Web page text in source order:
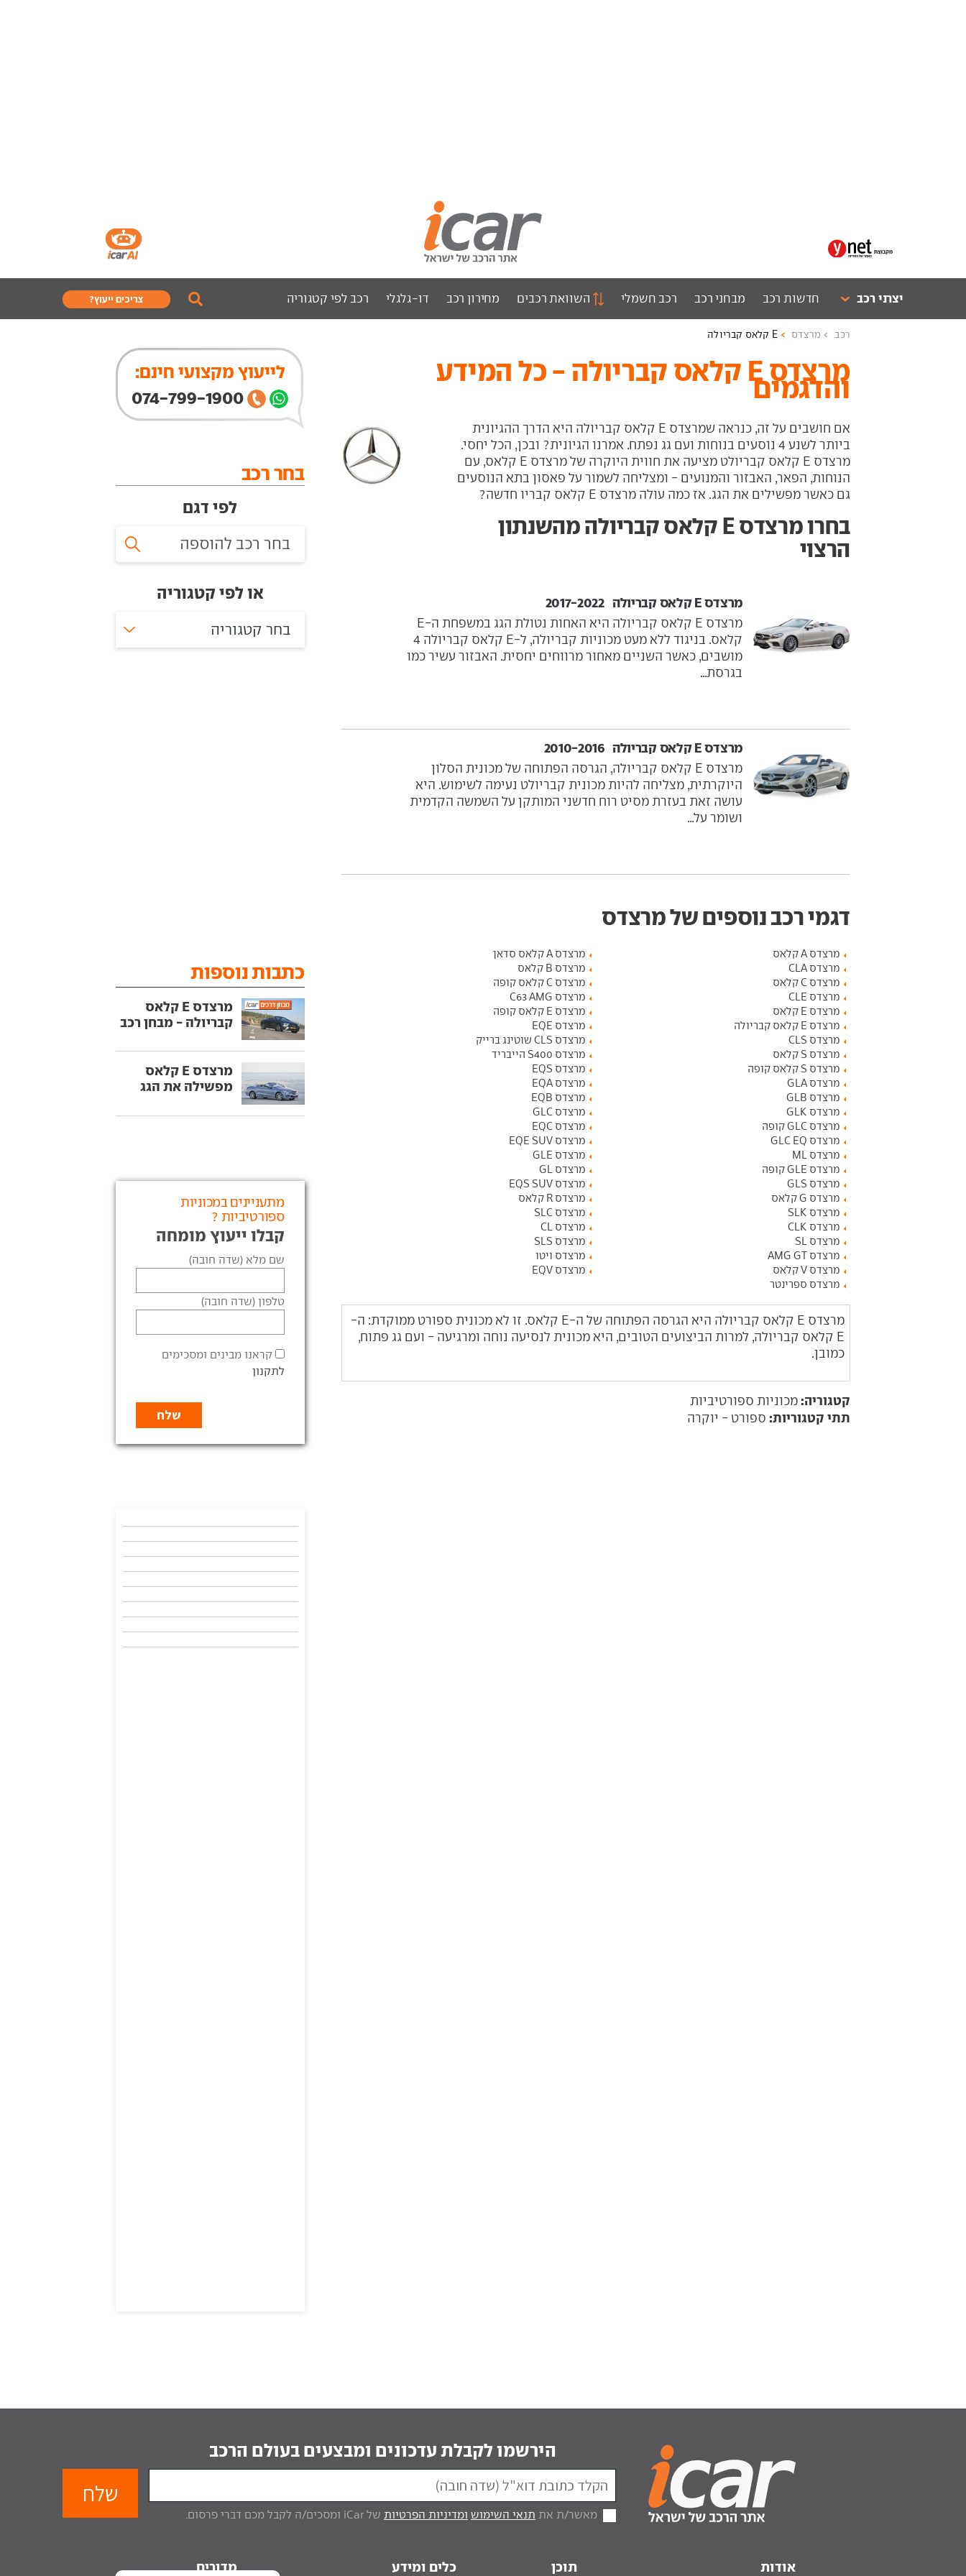
יצרני רכב חדשות רכב מבחני רכב רכב חשמלי השוואת רכבים מחירון רכב דו-גלגלי רכב לפי קטגוריה צריכים ייעוץ?
רכב מרצדס E קלאס קבריולה
מרצדס E קלאס קבריולה - כל המידע והדגמים
אם חושבים על זה, כנראה שמרצדס E קלאס קבריולה היא הדרך ההגיונית
ביותר לשנע 4 נוסעים בנוחות ועם גג נפתח. אמרנו הגיונית? ובכן, הכל יחסי.
מרצדס E קלאס קבריולט מציעה את חווית היוקרה של מרצדס E קלאס, עם
הנוחות, הפאר, האבזור והמנועים - ומצליחה לשמור על פאסון בתא הנוסעים
גם כאשר מפשילים את הגג. אז כמה עולה מרצדס E קלאס קבריו חדשה?
בחרו מרצדס E קלאס קבריולה מהשנתון
הרצוי
מרצדס E קלאס קבריולה ‏ 2017-2022
מרצדס E קלאס קבריולה היא האחות נטולת הגג במשפחת ה-E
קלאס. בניגוד ללא מעט מכוניות קבריולה, ל-E קלאס קבריולה 4
מושבים, כאשר השניים מאחור מרווחים יחסית. האבזור עשיר כמו
בגרסת...
מרצדס E קלאס קבריולה ‏ 2010-2016
מרצדס E קלאס קבריולה, הגרסה הפתוחה של מכונית הסלון
היוקרתית, מצליחה להיות מכונית קבריולט נעימה לשימוש. היא
עושה זאת בעזרת מסיט רוח חדשני המותקן על השמשה הקדמית
ושומר על...
דגמי רכב נוספים של מרצדס
מרצדס A קלאס
מרצדס A קלאס סדאן
מרצדס CLA
מרצדס B קלאס
מרצדס C קלאס
מרצדס C קלאס קופה
מרצדס CLE
מרצדס C63 AMG
מרצדס E קלאס
מרצדס E קלאס קופה
מרצדס E קלאס קבריולה
מרצדס EQE
מרצדס CLS
מרצדס CLS שוטינג ברייק
מרצדס S קלאס
מרצדס S400 הייבריד
מרצדס S קלאס קופה
מרצדס EQS
מרצדס GLA
מרצדס EQA
מרצדס GLB
מרצדס EQB
מרצדס GLK
מרצדס GLC
מרצדס GLC קופה
מרצדס EQC
מרצדס GLC EQ
מרצדס EQE SUV
מרצדס ML
מרצדס GLE
מרצדס GLE קופה
מרצדס GL
מרצדס GLS
מרצדס EQS SUV
מרצדס G קלאס
מרצדס R קלאס
מרצדס SLK
מרצדס SLC
מרצדס CLK
מרצדס CL
מרצדס SL
מרצדס SLS
מרצדס AMG GT
מרצדס ויטו
מרצדס V קלאס
מרצדס EQV
מרצדס ספרינטר
מרצדס E קלאס קבריולה היא הגרסה הפתוחה של ה-E קלאס. זו לא מכונית ספורט ממוקדת: ה-
E קלאס קבריולה, למרות הביצועים הטובים, היא מכונית לנסיעה נוחה ומרגיעה - ועם גג פתוח,
כמובן.
קטגוריה: מכוניות ספורטיביות
תתי קטגוריות: ספורט - יוקרה
לייעוץ מקצועי חינם:
074-799-1900
בחר רכב
לפי דגם
או לפי קטגוריה
בחר קטגוריה
כתבות נוספות
מרצדס E קלאס
קבריולה - מבחן רכב
מרצדס E קלאס
מפשילה את הגג
מתעניינים במכוניות
ספורטיביות ?
קבלו ייעוץ מומחה
שם מלא (שדה חובה)
טלפון (שדה חובה)
קראנו מבינים ומסכימים
לתקנון
הירשמו לקבלת עדכונים ומבצעים בעולם הרכב
מאשר/ת את תנאי השימוש ומדיניות הפרטיות של iCar ומסכים/ה לקבל מכם דברי פרסום.
אודות תוכן כלים ומידע מדורים